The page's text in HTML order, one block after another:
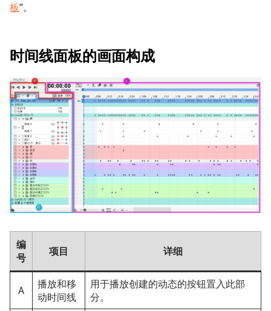
板”。
时间线面板的画面构成
编
号
项目 详细
A
播放和移
动时间线
用于播放创建的动态的按钮置入此部
分。